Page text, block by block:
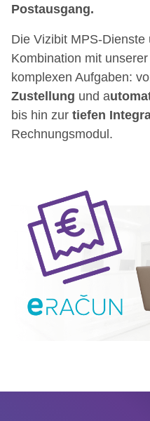
Postausgang.
Die Vizibit MPS-Dienste
Kombination mit
komplexen Aufgaben:
Zustellung und a
bis hin zur tiefen
Rechnungsmodul.